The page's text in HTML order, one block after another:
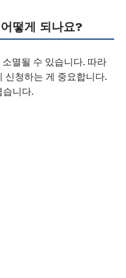
떻게 되나요?
멸될 수 있습니다. 따라
신청하는 게 중요합니다.
니다.